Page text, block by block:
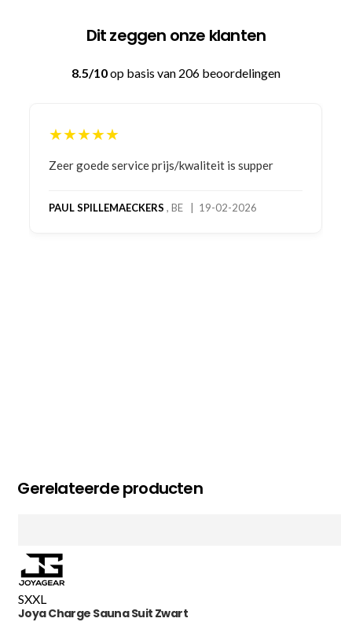
Dit zeggen onze klanten
8.5/10op basis van 206 beoordelingen
★★★★★
Bestelling gedaan vanwege goede prijzen en
bestelling al ontvangen met gifts, waardoor je
Gerelateerde producten
SXXL
Joya Charge Sauna Suit Zwart